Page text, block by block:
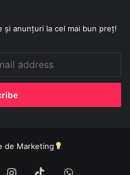
și anunțuri la cel mai bun preț!
de Marketing
Instagram
TikTokWhatsApp